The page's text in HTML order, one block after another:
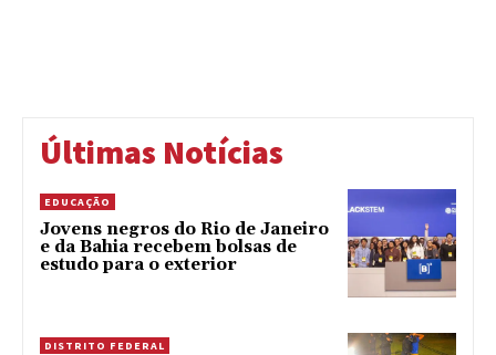
Últimas Notícias
EDUCAÇÃO
Jovens negros do Rio de Janeiro
e da Bahia recebem bolsas de
estudo para o exterior
DISTRITO FEDERAL